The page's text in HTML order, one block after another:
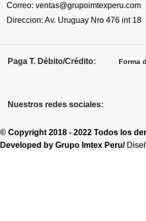
Correo: ventas@grupoimtexperu.com
Direccion: Av. Uruguay Nro 476 int 18
Paga T. Débito/Crédito: Forma
Nuestros redes sociales:
© Copyright 2018 - 2022 Todos los
Developed by Grupo Imtex Peru/